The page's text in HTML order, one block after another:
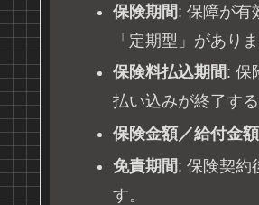
保険期間: 保障が有
「定期型」がありま
保険料払込期間: 保
払い込みが終了す
保険金額／給付金額
免責期間: 保険契約
す。